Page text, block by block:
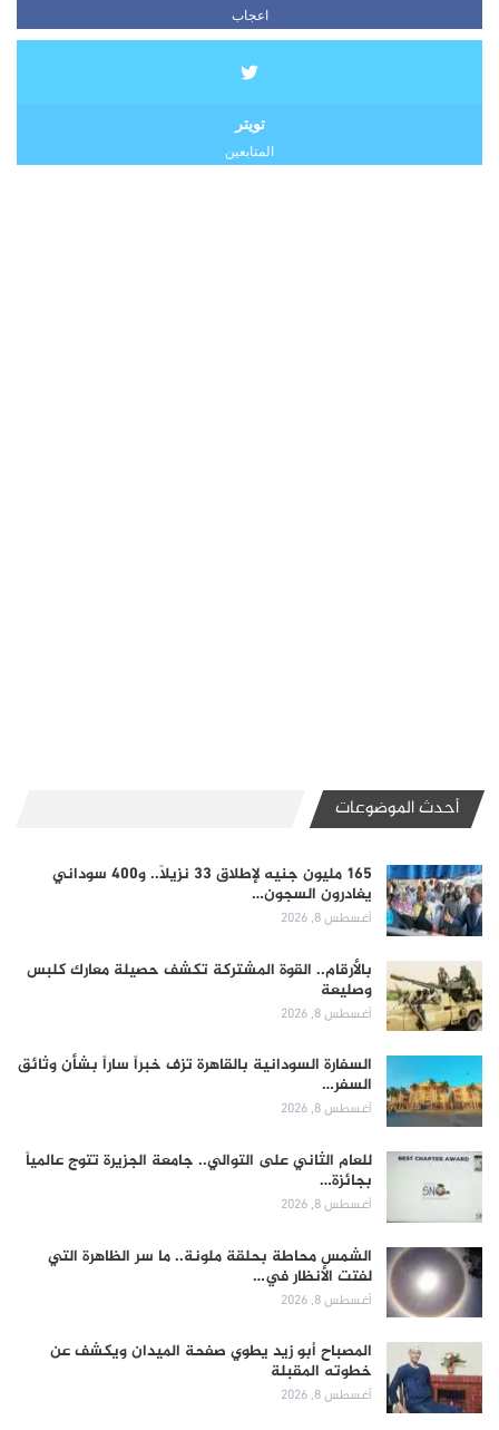
اعجاب
تويتر
المتابعين
أحدث الموضوعات
165 مليون جنيه لإطلاق 33 نزيلاً.. و400 سوداني
يغادرون السجون…
أغسطس 8, 2026
بالأرقام.. القوة المشتركة تكشف حصيلة معارك كلبس
وصليعة
أغسطس 8, 2026
السفارة السودانية بالقاهرة تزف خبراً ساراً بشأن وثائق
السفر…
أغسطس 8, 2026
للعام الثاني على التوالي.. جامعة الجزيرة تتوج عالمياً
بجائزة…
أغسطس 8, 2026
الشمس محاطة بحلقة ملونة.. ما سر الظاهرة التي
لفتت الأنظار في…
أغسطس 8, 2026
المصباح أبو زيد يطوي صفحة الميدان ويكشف عن
خطوته المقبلة
أغسطس 8, 2026